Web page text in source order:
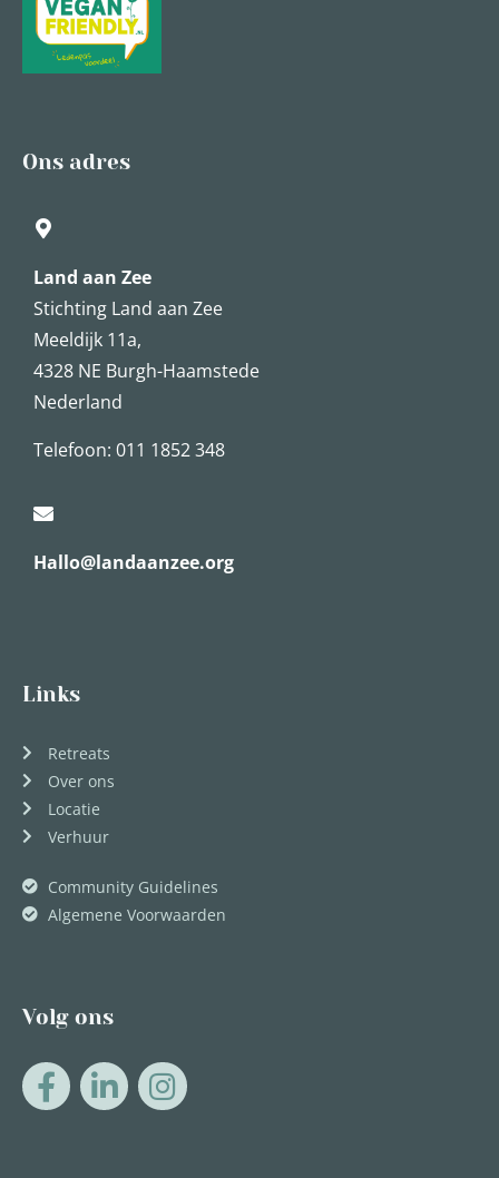
Ons adres
Land aan Zee
Stichting Land aan Zee
Meeldijk 11a,
4328 NE Burgh-Haamstede
Nederland
Telefoon: 011 1852 348
Hallo@landaanzee.org
Links
Retreats
Over ons
Locatie
Verhuur
Community Guidelines
Algemene Voorwaarden
Volg ons